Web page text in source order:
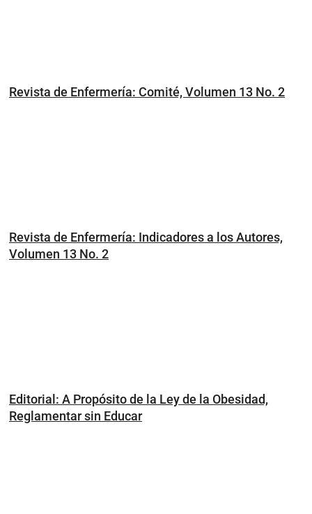
Revista de Enfermería: Comité, Volumen 13 No. 2
Revista de Enfermería: Indicadores a los Autores,
Volumen 13 No. 2
Editorial: A Propósito de la Ley de la Obesidad,
Reglamentar sin Educar